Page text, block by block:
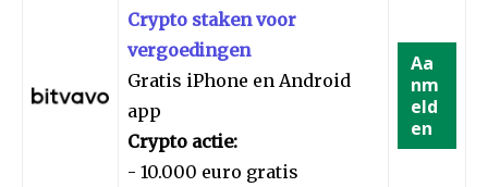
Crypto staken voor
vergoedingen
Gratis iPhone en Android
app
Crypto actie:
- 10.000 euro gratis
Aa
nm
eld
en